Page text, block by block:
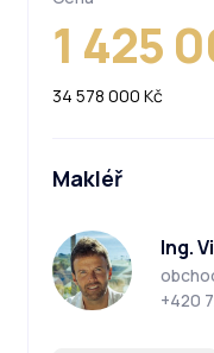
1 425
34 578 000 Kč
Makléř
Ing.
+420